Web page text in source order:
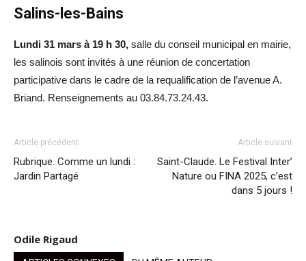
Salins-les-Bains
Lundi 31 mars à 19 h 30, salle du conseil municipal en mairie,
les salinois sont invités à une réunion de concertation
participative dans le cadre de la requalification de l’avenue A.
Briand. Renseignements au 03.84.73.24.43.
Article précédent
Rubrique. Comme un lundi :
Jardin Partagé
Article suivant
Saint-Claude. Le Festival Inter’
Nature ou FINA 2025, c’est
dans 5 jours !
Odile Rigaud